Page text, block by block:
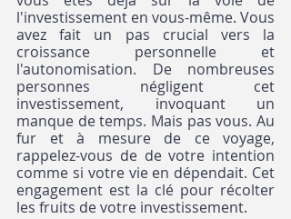
l'investissement en vous-même. Vous
avez fait un pas crucial vers la
croissance personnelle et
l'autonomisation. De nombreuses
personnes négligent cet
investissement, invoquant un
manque de temps. Mais pas vous. Au
fur et à mesure de ce voyage,
rappelez-vous de de votre intention
comme si votre vie en dépendait. Cet
engagement est la clé pour récolter
les fruits de votre investissement.